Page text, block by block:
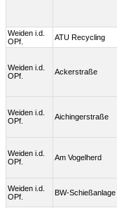
Weiden i.d.
OPf.
ATU Recycling
Weiden i.d.
OPf.
Ackerstraße
Weiden i.d.
OPf.
Aichingerstraße
Weiden i.d.
OPf.
Am Vogelherd
Weiden i.d.
OPf.
BW-Schießanlage